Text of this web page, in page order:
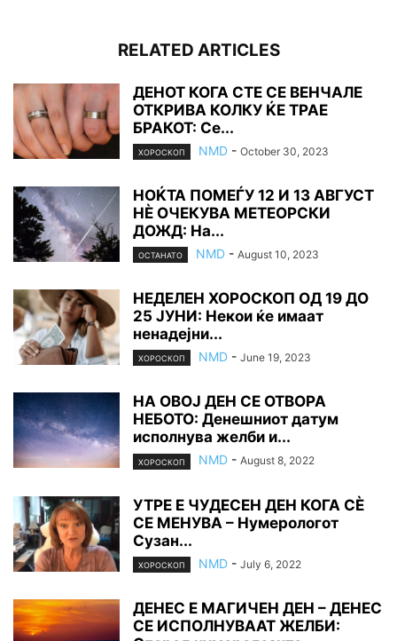
RELATED ARTICLES
ДЕНОТ КОГА СТЕ СЕ ВЕНЧАЛЕ
ОТКРИВА КОЛКУ ЌЕ ТРАЕ
БРАКОТ: Се...
ХОРОСКОП NMD - October 30, 2023
НОЌТА ПОМЕЃУ 12 И 13 АВГУСТ
НÈ ОЧЕКУВА МЕТЕОРСКИ
ДОЖД: На...
ОСТАНАТО NMD - August 10, 2023
НЕДЕЛЕН ХОРОСКОП ОД 19 ДО
25 ЈУНИ: Некои ќе имаат
ненадејни...
ХОРОСКОП NMD - June 19, 2023
НА ОВОЈ ДЕН СЕ ОТВОРА
НЕБОТО: Денешниот датум
исполнува желби и...
ХОРОСКОП NMD - August 8, 2022
УТРЕ Е ЧУДЕСЕН ДЕН КОГА СÈ
СЕ МЕНУВА – Нумерологот
Сузан...
ХОРОСКОП NMD - July 6, 2022
ДЕНЕС Е МАГИЧЕН ДЕН – ДЕНЕС
СЕ ИСПОЛНУВААТ ЖЕЛБИ: